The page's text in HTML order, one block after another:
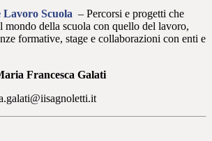
Scuola – Percorsi e progetti che
mondo della scuola con quello del lavoro,
formative, stage e collaborazioni con enti e
Francesca Galati